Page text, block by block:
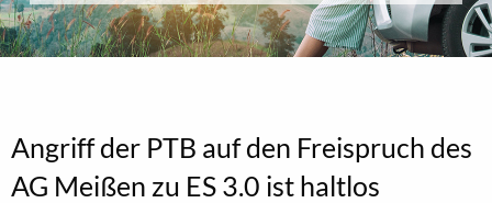
Angriff der PTB auf den Freispruch des
AG Meißen zu ES 3.0 ist haltlos